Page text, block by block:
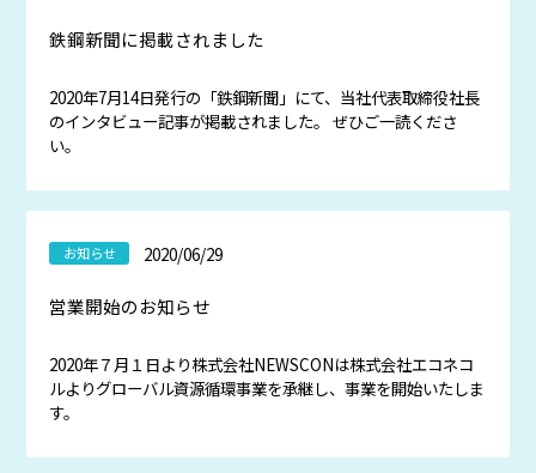
鉄鋼新聞に掲載されました
2020年7月14日発行の「鉄鋼新聞」にて、当社代表取締役社長
のインタビュー記事が掲載されました。 ぜひご一読くださ
い。
お知らせ 2020/06/29
営業開始のお知らせ
2020年７月１日より株式会社NEWSCONは株式会社エコネコ
ルよりグローバル資源循環事業を承継し、事業を開始いたしま
す。